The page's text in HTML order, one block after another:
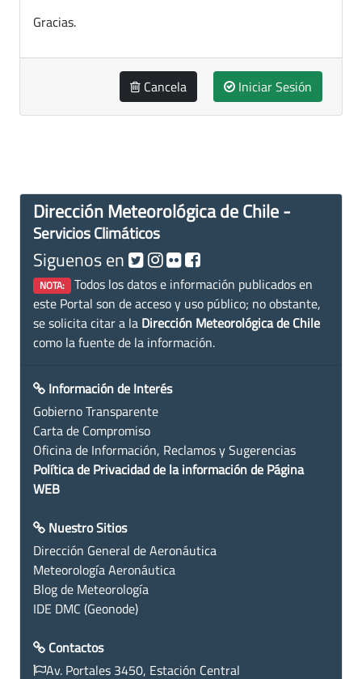
Gracias.
Cancela Iniciar Sesión
Dirección Meteorológica de Chile -
Servicios Climáticos
Siguenos en
NOTA: Todos los datos e información publicados en
este Portal son de acceso y uso público; no obstante,
se solicita citar a la Dirección Meteorológica de Chile
como la fuente de la información.
Información de Interés
Gobierno Transparente
Carta de Compromiso
Oficina de Información, Reclamos y Sugerencias
Política de Privacidad de la información de Página
WEB
Nuestro Sitios
Dirección General de Aeronáutica
Meteorología Aeronáutica
Blog de Meteorología
IDE DMC (Geonode)
Contactos
Av. Portales 3450, Estación Central